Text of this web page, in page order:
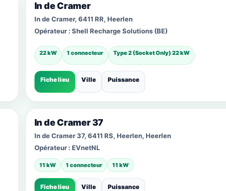
In de Cramer
In de Cramer, 6411 RR, Heerlen
Opérateur : Shell Recharge Solutions (BE)
22 kW 1 connecteur Type 2 (Socket Only) 22 kW
Fiche lieu Ville Puissance
In de Cramer 37
In de Cramer 37, 6411 RS, Heerlen, Heerlen
Opérateur : EVnetNL
11 kW 1 connecteur 11 kW
Fiche lieu Ville Puissance